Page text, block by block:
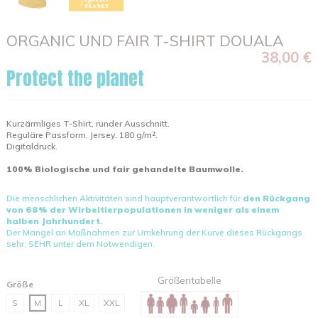
ORGANIC UND FAIR T-SHIRT DOUALA
38,00 €
Protect the planet
Kurzärmliges T-Shirt, runder Ausschnitt.
Reguläre Passform. Jersey. 180 g/m².
Digitaldruck.
100% Biologische und fair gehandelte Baumwolle.
Die menschlichen Aktivitäten sind hauptverantwortlich für den Rückgang
von 68% der Wirbeltierpopulationen in weniger als einem
halben Jahrhundert.
Der Mangel an Maßnahmen zur Umkehrung der Kurve dieses Rückgangs
sehr, SEHR unter dem Notwendigen.
Größe
S
M L XL XXL
Größentabelle